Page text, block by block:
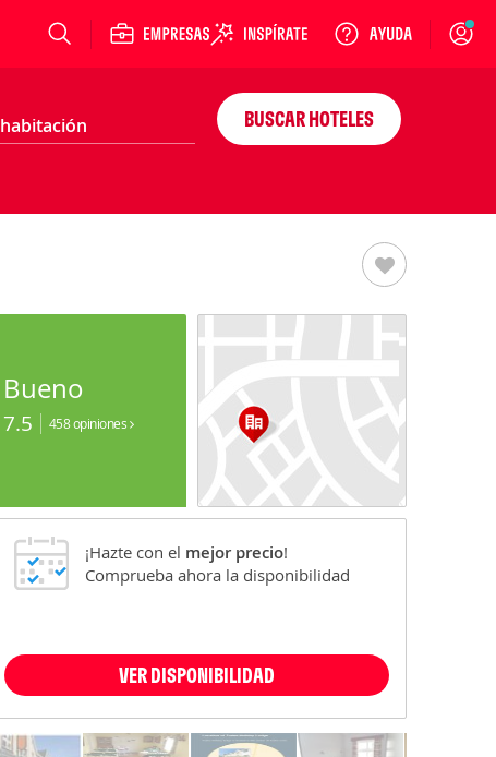
Login
BUSCAR HOTELES
Bueno
7.5 458 opiniones
¡Hazte con el mejor precio!
Comprueba ahora la disponibilidad
VER DISPONIBILIDAD